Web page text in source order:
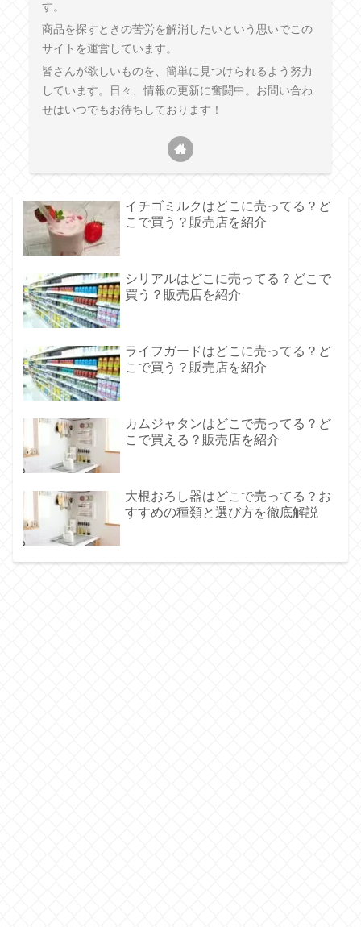
す。
商品を探すときの苦労を解消したいという思いでこの
サイトを運営しています。
皆さんが欲しいものを、簡単に見つけられるよう努力
しています。日々、情報の更新に奮闘中。お問い合わ
せはいつでもお待ちしております！
イチゴミルクはどこに売ってる？ど
こで買う？販売店を紹介
シリアルはどこに売ってる？どこで
買う？販売店を紹介
ライフガードはどこに売ってる？ど
こで買う？販売店を紹介
カムジャタンはどこで売ってる？ど
こで買える？販売店を紹介
大根おろし器はどこで売ってる？お
すすめの種類と選び方を徹底解説